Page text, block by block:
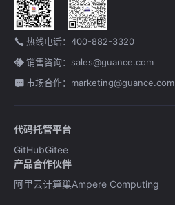
热线电话：400-882-3320
销售咨询：sales@guance.com
市场合作：marketing@guance.com
代码托管平台
GitHubGitee
产品合作伙伴
阿里云计算巢Ampere Computing